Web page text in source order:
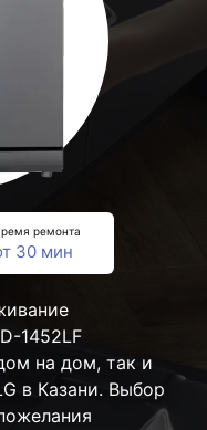
ремонта
30 мин
1452LF
на дом, так и
в Казани. Выбор